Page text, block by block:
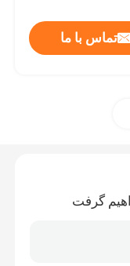
تماس با ما
گرفت